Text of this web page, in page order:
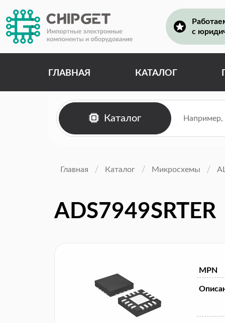
с
ГЛАВНАЯ КАТАЛОГ
Каталог
Главная Каталог Микросхемы
ADS7949SRTER
MPN